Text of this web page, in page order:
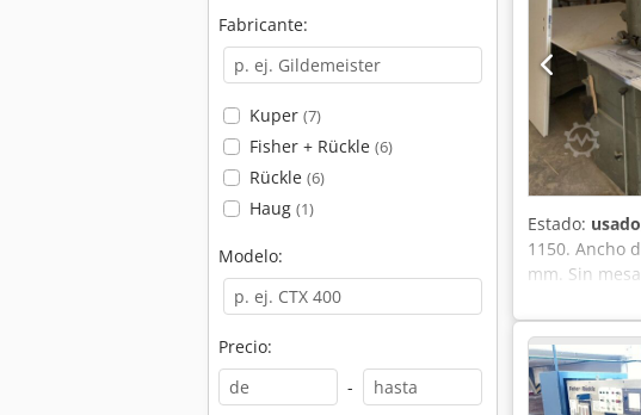
Fabricante:
Kuper (7)
Fisher + Rückle (6)
Rückle (6)
Haug (1)
Modelo:
Precio:
-
Estado: usado
1150. Ancho
mm. Sin